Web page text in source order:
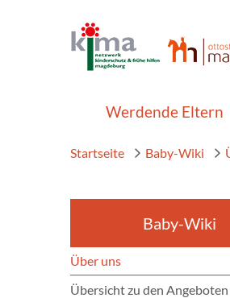
Werdende Eltern
Startseite Baby-Wiki
Baby-Wiki
Über uns
Übersicht zu den Angeboten